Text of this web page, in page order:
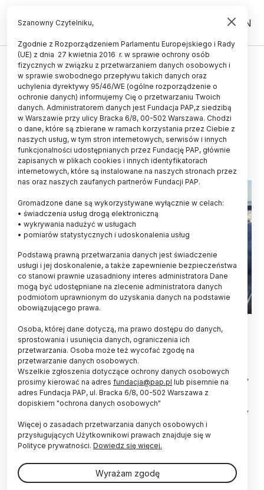
PL EN
ŻYCIE
Po wyprawie polarnicy z UŚ
zbadają mechanizm odrywania się
mas lodu z lodowców
12.09.2021
aktualizacja: 14.09.2021
4 minuty czytania
stanowiska precyzyjnego pomiaru automatycznego GPS ruchu
lodowca. Fot. Kamil Kachniarz
Polarnicy z Uniwersytetu Śląskiego zakończyli
właśnie swą kolejną, 56. wyprawę na Spitsbergen.
Na podstawie zebranych danych chcą wskazać
różnice w mechanizmie odrywania się mas lodu z
lodowców wspartych o dno morza oraz lodowców
częściowo pływających.
badań Lodowca Paierla oraz Lodowca Hansa – z
sierpnia br. oraz z wieloletniej serii obserwacyjnej –
Szanowny Czytelniku,
Zgodnie z Rozporządzeniem Parlamentu Europejskiego i Rady
(UE) z dnia 27 kwietnia 2016 r. w sprawie ochrony osób
fizycznych w związku z przetwarzaniem danych osobowych i
w sprawie swobodnego przepływu takich danych oraz
uchylenia dyrektywy 95/46/WE (ogólne rozporządzenie o
ochronie danych) informujemy Cię o przetwarzaniu Twoich
danych. Administratorem danych jest Fundacja PAP,z siedzibą
w Warszawie przy ulicy Bracka 6/8, 00-502 Warszawa. Chodzi
o dane, które są zbierane w ramach korzystania przez Ciebie z
naszych usług, w tym stron internetowych, serwisów i innych
funkcjonalności udostępnianych przez Fundację PAP, głównie
zapisanych w plikach cookies i innych identyfikatorach
internetowych, które są instalowane na naszych stronach przez
nas oraz naszych zaufanych partnerów Fundacji PAP.
Gromadzone dane są wykorzystywane wyłącznie w celach:
• świadczenia usług drogą elektroniczną
• wykrywania nadużyć w usługach
• pomiarów statystycznych i udoskonalenia usług
Podstawą prawną przetwarzania danych jest świadczenie
usługi i jej doskonalenie, a także zapewnienie bezpieczeństwa
co stanowi prawnie uzasadniony interes administratora Dane
mogą być udostępniane na zlecenie administratora danych
podmiotom uprawnionym do uzyskania danych na podstawie
obowiązującego prawa.
Osoba, której dane dotyczą, ma prawo dostępu do danych,
sprostowania i usunięcia danych, ograniczenia ich
przetwarzania. Osoba może też wycofać zgodę na
przetwarzanie danych osobowych.
Wszelkie zgłoszenia dotyczące ochrony danych osobowych
prosimy kierować na adres fundacja@pap.pl lub pisemnie na
adres Fundacja PAP, ul. Bracka 6/8, 00-502 Warszawa z
dopiskiem "ochrona danych osobowych"
Więcej o zasadach przetwarzania danych osobowych i
przysługujących Użytkownikowi prawach znajduje się w
Polityce prywatności. Dowiedz się więcej.
Wyrażam zgodę